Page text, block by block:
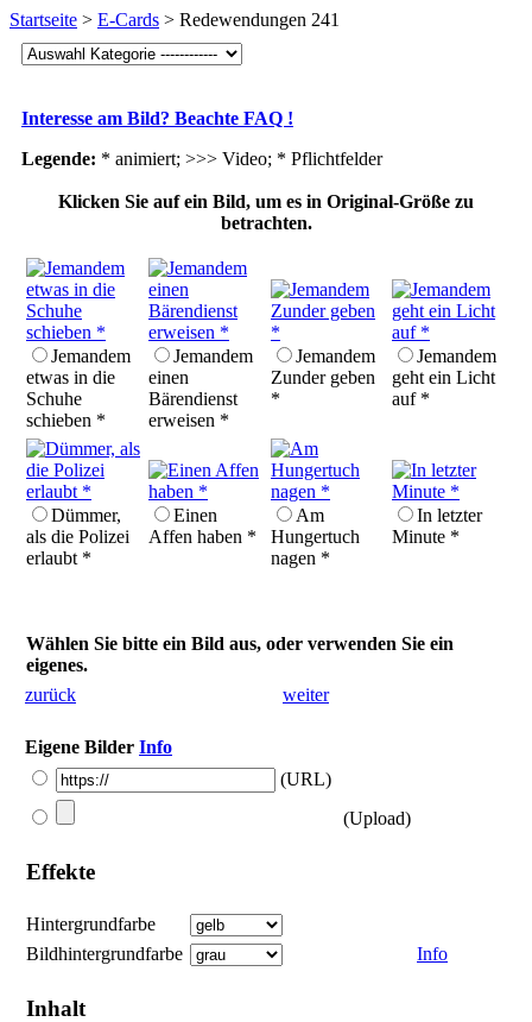
Startseite > E-Cards > Redewendungen 241
Interesse am Bild? Beachte FAQ !
Legende: * animiert; >>> Video; * Pflichtfelder
Klicken Sie auf ein Bild, um es in Original-Größe zu
betrachten.
Jemandem
etwas in die
Schuhe
schieben *
Jemandem
einen
Bärendienst
erweisen *
Jemandem
Zunder geben
*
Jemandem
geht ein Licht
auf *
Dümmer,
als die Polizei
erlaubt *
Einen
Affen haben *
Am
Hungertuch
nagen *
In letzter
Minute *
Wählen Sie bitte ein Bild aus, oder verwenden Sie ein
eigenes.
zurück
weiter
Eigene Bilder Info
(URL)
(Upload)
Effekte
Hintergrundfarbe
Bildhintergrundfarbe
Info
Inhalt